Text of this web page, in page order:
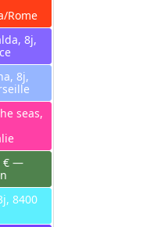
Rome
8j,
8j,
seas,
€ —
8400